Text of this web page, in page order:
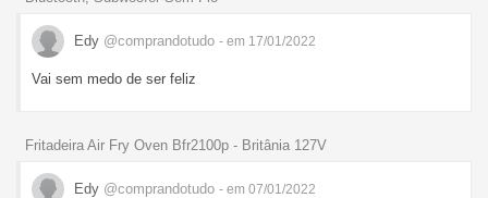
Edy @comprandotudo - em 17/01/2022
Vai sem medo de ser feliz
Fritadeira Air Fry Oven Bfr2100p - Britânia 127V
Edy @comprandotudo - em 07/01/2022